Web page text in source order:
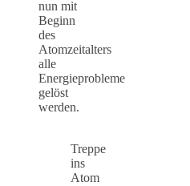
nun mit
Beginn
des
Atomzeitalters
alle
Energieprobleme
gelöst
werden.
Treppe
ins
Atom